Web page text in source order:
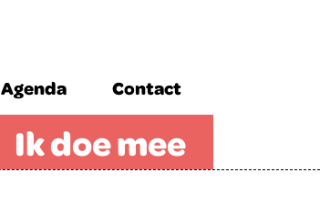
Agenda Contact
Ik doe mee